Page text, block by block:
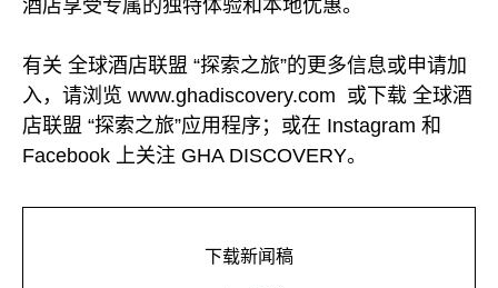
酒店享受专属的独特体验和本地优惠。
有关 全球酒店联盟 “探索之旅”的更多信息或申请加
入，请浏览 www.ghadiscovery.com 或下载 全球酒
店联盟 “探索之旅”应用程序；或在 Instagram 和
Facebook 上关注 GHA DISCOVERY。
下载新闻稿